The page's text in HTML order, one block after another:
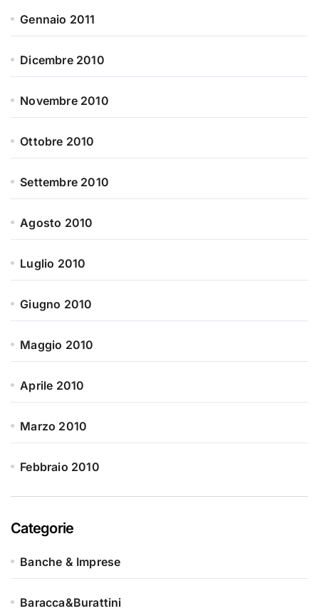
Gennaio 2011
Dicembre 2010
Novembre 2010
Ottobre 2010
Settembre 2010
Agosto 2010
Luglio 2010
Giugno 2010
Maggio 2010
Aprile 2010
Marzo 2010
Febbraio 2010
Categorie
Banche & Imprese
Baracca&Burattini